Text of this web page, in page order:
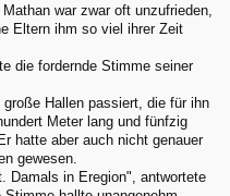
war zwar oft unzufrieden,
Eltern ihm so viel ihrer Zeit
die fordernde Stimme seiner
Hallen passiert, die für ihn
Meter lang und fünfzig
hatte aber auch nicht genauer
gewesen.
Damals in Eregion", antwortete